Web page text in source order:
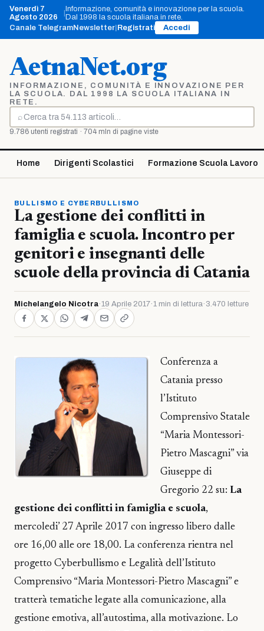
Vai
contenuto
Venerdì 7
Agosto 2026
Informazione, comunità e innovazione per la scuola.
Dal 1998 la scuola italiana in rete.
Canale TelegramNewsletter Registrati Accedi
AetnaNet.org
INFORMAZIONE, COMUNITÀ E INNOVAZIONE PER
LA SCUOLA. DAL 1998 LA SCUOLA ITALIANA IN
RETE.
⌕
Cerca
9.786 utenti registrati · 704 mln di pagine viste
Home Dirigenti Scolastici Formazione Scuola Lavoro
BULLISMO E CYBERBULLISMO
La gestione dei conflitti in
famiglia e scuola. Incontro per
genitori e insegnanti delle
scuole della provincia di Catania
Michelangelo Nicotra·19 Aprile 2017·1 min di lettura· 3.470 letture
Conferenza a
Catania presso
l’Istituto
Comprensivo Statale
“Maria Montessori-
Pietro Mascagni” via
Giuseppe di
Gregorio 22 su: La
gestione dei conflitti in famiglia e scuola,
mercoledi’ 27 Aprile 2017 con ingresso libero dalle
ore 16,00 alle ore 18,00. La conferenza rientra nel
progetto Cyberbullismo e Legalità dell’Istituto
Comprensivo “Maria Montessori-Pietro Mascagni” e
tratterà tematiche legate alla comunicazione, alla
gestione emotiva, all’autostima, alla motivazione. Lo